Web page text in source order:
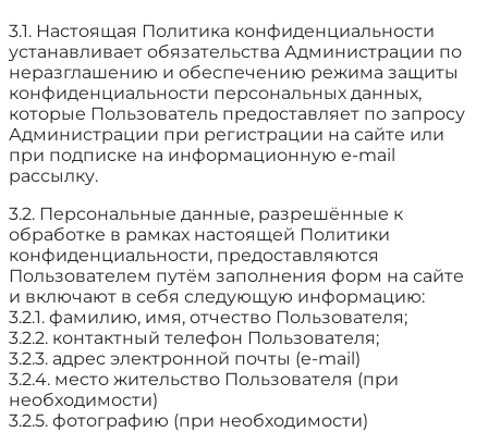
3.1. Настоящая Политика конфиденциальности
устанавливает обязательства Администрации по
неразглашению и обеспечению режима защиты
конфиденциальности персональных данных,
которые Пользователь предоставляет по запросу
Администрации при регистрации на сайте или
при подписке на информационную e-mail
рассылку.
3.2. Персональные данные, разрешённые к
обработке в рамках настоящей Политики
конфиденциальности, предоставляются
Пользователем путём заполнения форм на сайте
и включают в себя следующую информацию:
3.2.1. фамилию, имя, отчество Пользователя;
3.2.2. контактный телефон Пользователя;
3.2.3. адрес электронной почты (e-mail)
3.2.4. место жительство Пользователя (при
необходимости)
3.2.5. фотографию (при необходимости)